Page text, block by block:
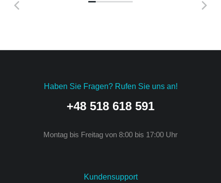
Haben Sie Fragen? Rufen Sie uns an!
+48 518 618 591
Montag bis Freitag von 8:00 bis 17:00 Uhr
Kundensupport